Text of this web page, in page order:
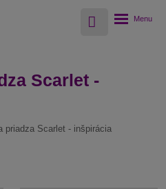
Vyhledávání
Rozbalení
Scarlet -
priadza Scarlet - inšpirácia